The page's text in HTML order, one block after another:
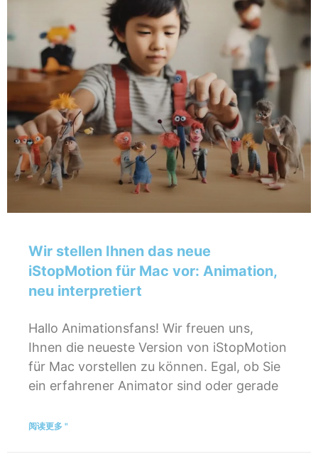
Wir stellen Ihnen das neue
iStopMotion für Mac vor: Animation,
neu interpretiert
Hallo Animationsfans! Wir freuen uns,
Ihnen die neueste Version von iStopMotion
für Mac vorstellen zu können. Egal, ob Sie
ein erfahrener Animator sind oder gerade
阅读更多 "